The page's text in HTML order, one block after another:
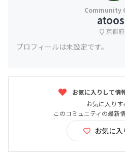
京都府
プロフィールは未設定です。
お気に入りして情
お気に入りす
このコミュニティの最新
お気に入